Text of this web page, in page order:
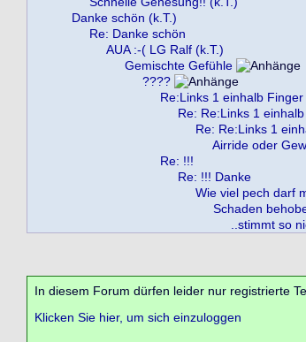
Danke schön (k.T.)
Re: Danke schön
AUA :-( LG Ralf (k.T.)
Gemischte Gefühle
????
Re:Links 1 einhalb
Re: Re:Links 1
Re: Re:Links 1
Airride oder
Re: !!!
Re: !!! Danke
Wie viel pech darf
Schaden
..stimmt so
In diesem Forum dürfen leider nur registrierte
Klicken Sie hier, um sich einzuloggen